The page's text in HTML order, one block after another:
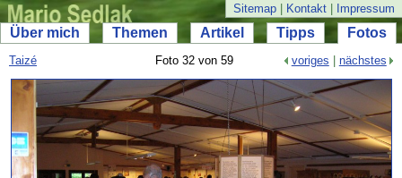
Sitemap Kontakt Impressum
Über mich Themen Artikel Tipps Fotos
Taizé Foto 32 von 59 voriges nächstes